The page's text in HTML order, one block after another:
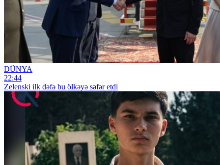
DÜNYA
22:44
Zelenski ilk dəfə bu ölkəyə səfər etdi